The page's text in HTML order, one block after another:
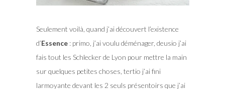
Seulement voilà, quand j’ai découvert l’existence
d’Essence: primo, j’ai voulu déménager, deusio j’ai
fais tout les Schlecker de Lyon pour mettre la main
sur quelques petites choses, tertio j’ai fini
larmoyante devant les 2 seuls présentoirs que j’ai